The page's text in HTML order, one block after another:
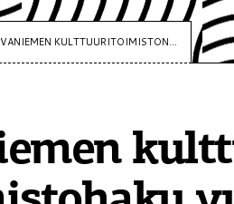
KULTTUURITOIMISTON...